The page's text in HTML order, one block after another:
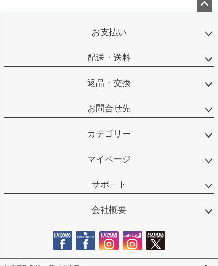
ップ
お支払い
配送・送料
返品・交換
お問合せ先
カテゴリー
マイページ
サポート
会社概要